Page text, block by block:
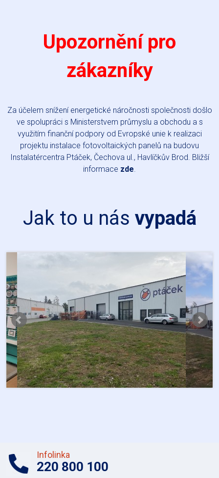
Upozornění pro
zákazníky
Za účelem snížení energetické náročnosti společnosti došlo
ve spolupráci s Ministerstvem průmyslu a obchodu a s
využitím finanční podpory od Evropské unie k realizaci
projektu instalace fotovoltaických panelů na budovu
Instalatércentra Ptáček, Čechova ul., Havlíčkův Brod. Bližší
informace zde
Jak to u nás vypadá
Infolinka
220 800 100